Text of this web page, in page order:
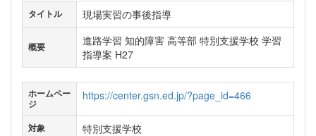
タイトル 現場実習の事後指導
概要
進路学習 知的障害 高等部 特別支援学校 学習
指導案 H27
ホームペー
ジ
https://center.gsn.ed.jp/?page_id=466
対象 特別支援学校